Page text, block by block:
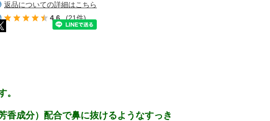
返品についての詳細はこちら
4.6
(21件)
。
香成分）配合で鼻に抜けるようなすっき